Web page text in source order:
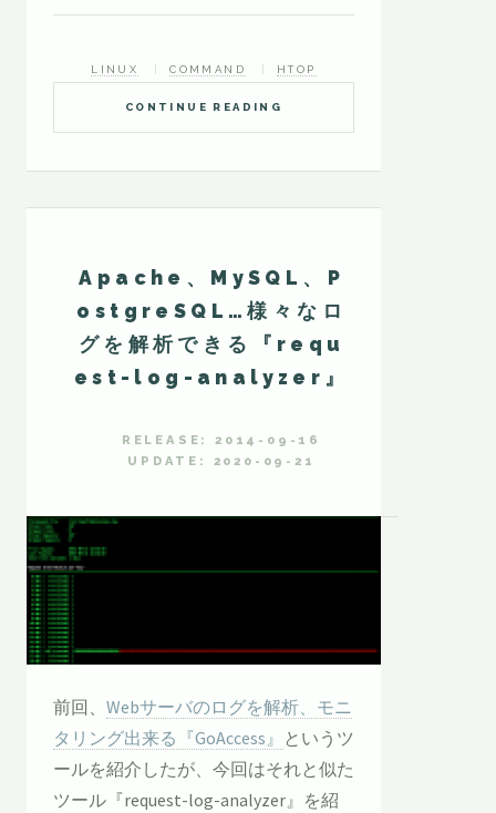
CONTINUE READING
LINUX COMMAND HTOP
Apache、MySQL、P
ostgreSQL…様々なロ
グを解析できる『requ
est-log-analyzer』
RELEASE: 2014-09-16
UPDATE: 2020-09-21
前回、 Webサーバのログを解析、モニ
タリング出来る『GoAccess』 というツ
ールを紹介したが、今回はそれと似た
ツール『request-log-analyzer』を紹